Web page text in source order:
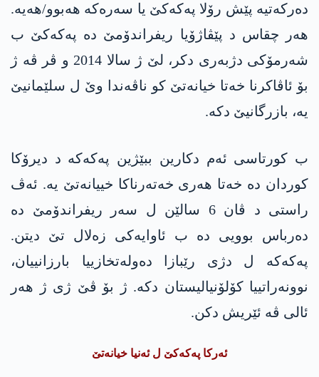
دەرکەتیە پێش رۆلا پەکەکێ یا سەرەکە ھەبوو/ھەیە.
ھەر چقاس د پێڤاژۆیا ریفراندۆمێ دە پەکەکێ ب
شەرمۆکی دژبەری دکر، لێ ژ سالا 2014 و ڤر ڤە ژ
بۆ ئاڤاکرنا خەتا خیانەتێ کو ناڤەندا وێ ل سلێمانیێ
یە، بازرگانیێ دکە.
ب کورتاسی ئەم دکارین ببێژین پەکەکە د دیرۆکا
کوردان دە خەتا ھەری خەتەرناکا خییانەتێ یە. ئەڤ
راستی د ڤان 6 سالێن ل سەر ریفراندۆمێ دە
دەرباس بوویی دە ب ئاوایەکی زەلال تێ دیتن.
پەکەکە ل دژی رێبازا دەولەتخازییا بارزانییان،
نوونەراتییا کۆلۆنیالیستان دکە. ژ بۆ ڤێ ژی ژ ھەر
ئالی ڤە ئێریش دکن.
ئەرکا پەکەکێ ل ئەنیا خیانەتێ